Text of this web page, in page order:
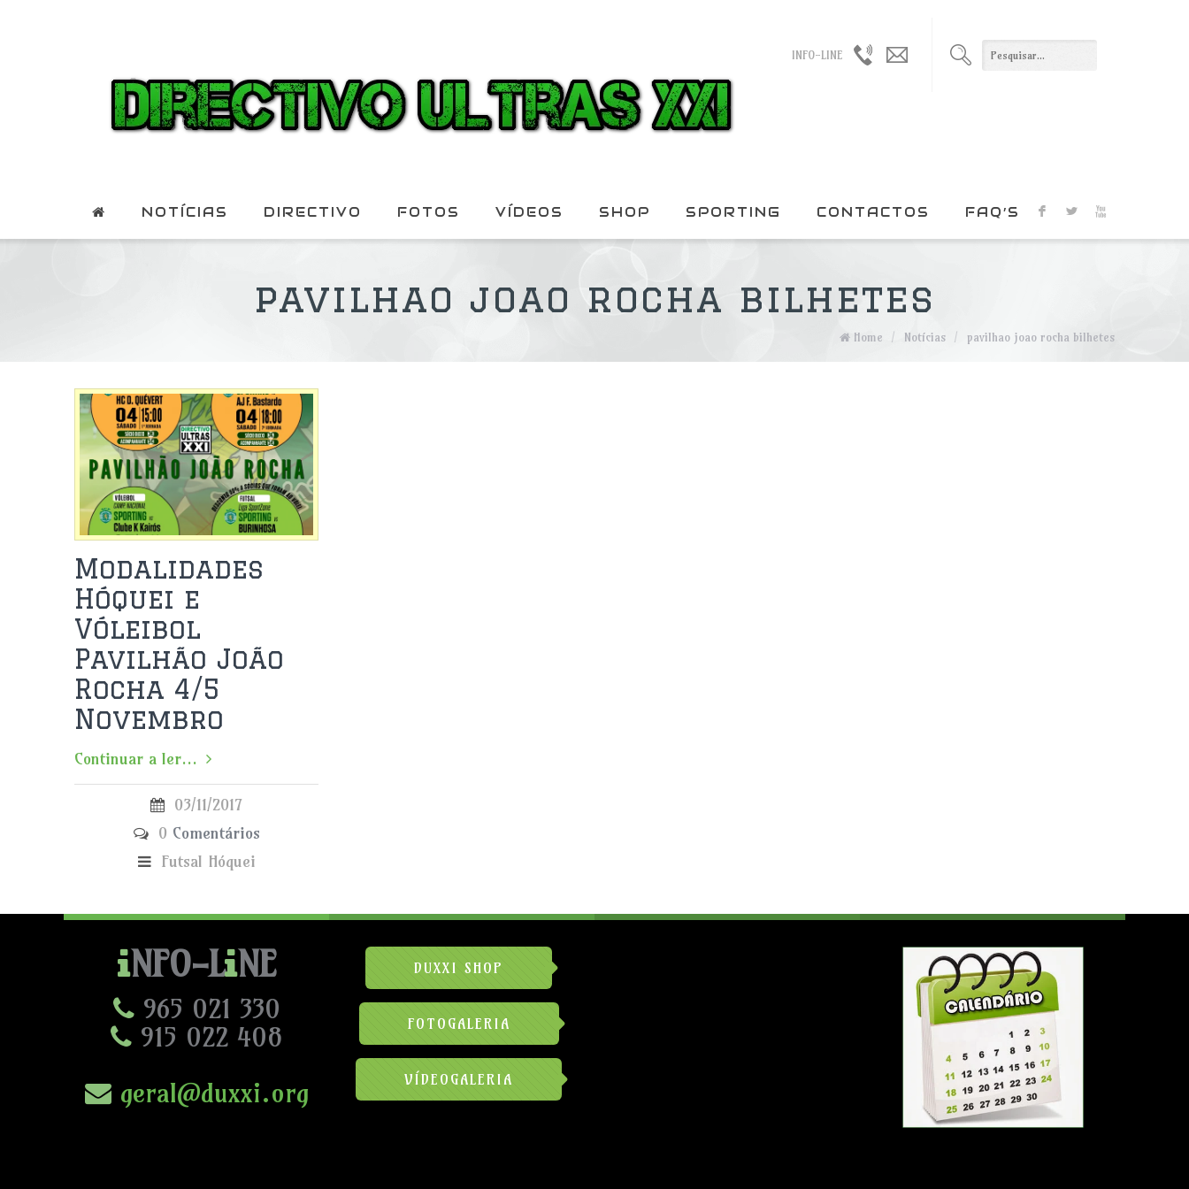
F L X
INFO-LINE
965021330geral@duxxi.org
NOTÍCIAS DIRECTIVO FOTOS VÍDEOS SHOP SPORTING CONTACTOS FAQ’S
pavilhao joao rocha bilhetes
Home / Notícias / pavilhao joao rocha bilhetes
Modalidades
Hóquei e
Vóleibol
Pavilhão João
Rocha 4/5
Novembro
Continuar a ler...
03/11/2017
0 Comentários
Futsal Hóquei
NFO-L NE
965 021 330
915 022 408
geral@duxxi.org
DUXXI SHOP
FOTOGALERIA
VÍDEOGALERIA